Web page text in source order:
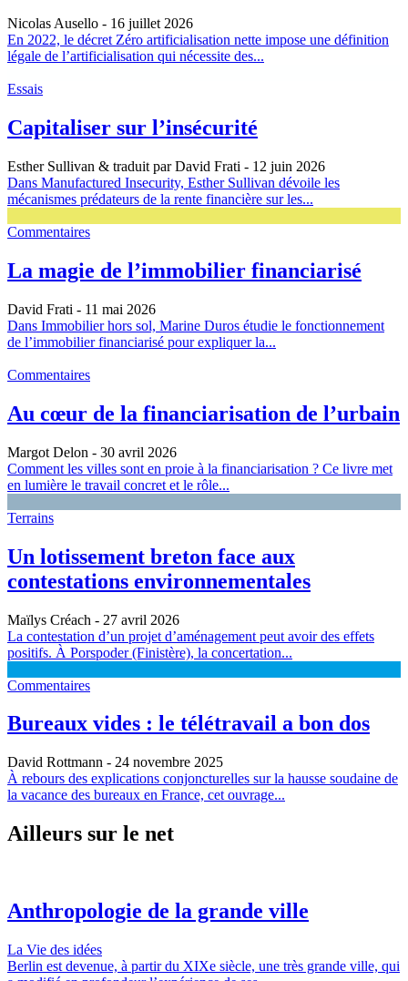
Nicolas Ausello - 16 juillet 2026
En 2022, le décret Zéro artificialisation nette impose une définition
légale de l’artificialisation qui nécessite des...
Essais
Capitaliser sur l’insécurité
Esther Sullivan & traduit par David Frati - 12 juin 2026
Dans Manufactured Insecurity, Esther Sullivan dévoile les
mécanismes prédateurs de la rente financière sur les...
Commentaires
La magie de l’immobilier financiarisé
David Frati - 11 mai 2026
Dans Immobilier hors sol, Marine Duros étudie le fonctionnement
de l’immobilier financiarisé pour expliquer la...
Commentaires
Au cœur de la financiarisation de l’urbain
Margot Delon - 30 avril 2026
Comment les villes sont en proie à la financiarisation ? Ce livre met
en lumière le travail concret et le rôle...
Terrains
Un lotissement breton face aux
contestations environnementales
Maïlys Créach - 27 avril 2026
La contestation d’un projet d’aménagement peut avoir des effets
positifs. À Porspoder (Finistère), la concertation...
Commentaires
Bureaux vides : le télétravail a bon dos
David Rottmann - 24 novembre 2025
À rebours des explications conjoncturelles sur la hausse soudaine de
la vacance des bureaux en France, cet ouvrage...
Ailleurs sur le net
Anthropologie de la grande ville
La Vie des idées
Berlin est devenue, à partir du XIXe siècle, une très grande ville, qui